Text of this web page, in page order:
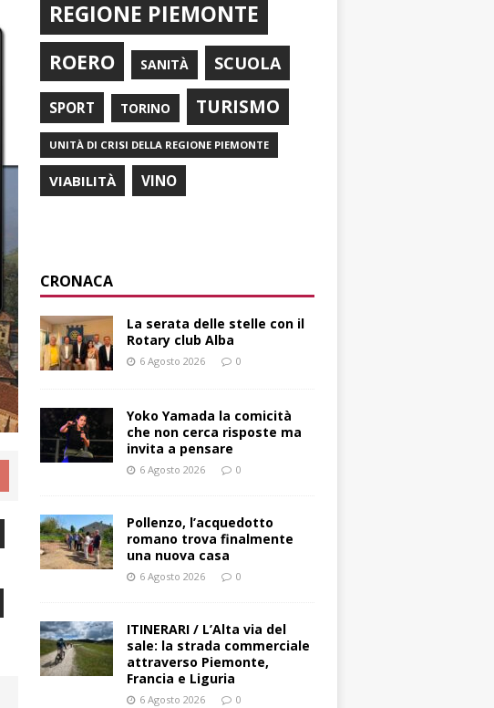
REGIONE PIEMONTE
ROERO SANITÀ SCUOLA
SPORT TORINO TURISMO
UNITÀ DI CRISI DELLA REGIONE PIEMONTE
VIABILITÀ VINO
CRONACA
La serata delle stelle con il
Rotary club Alba
6 Agosto 2026 0
Yoko Yamada la comicità
che non cerca risposte ma
invita a pensare
6 Agosto 2026 0
Pollenzo, l’acquedotto
romano trova finalmente
una nuova casa
6 Agosto 2026 0
ITINERARI / L’Alta via del
sale: la strada commerciale
attraverso Piemonte,
Francia e Liguria
6 Agosto 2026 0